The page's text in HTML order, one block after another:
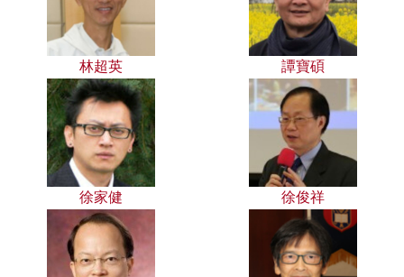
林超英 譚寶碩
徐家健 徐俊祥